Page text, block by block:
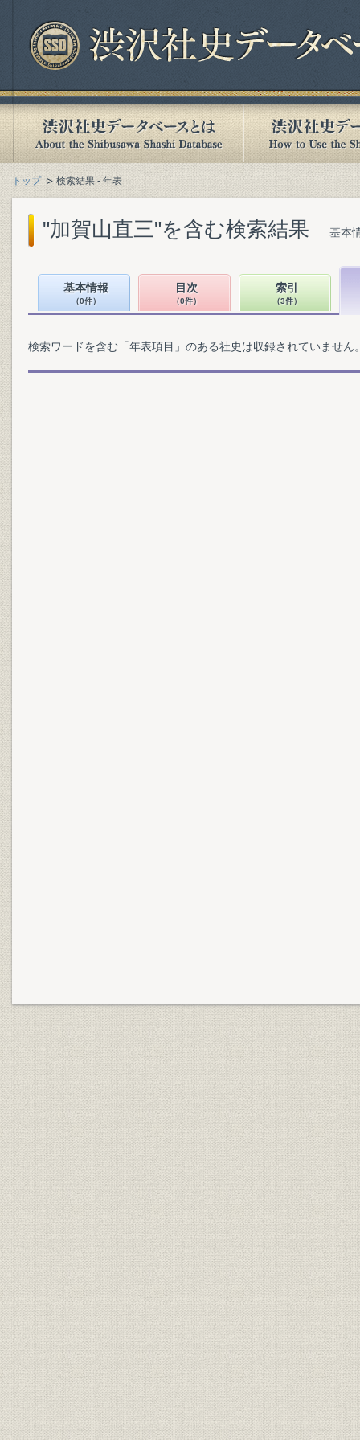
トップ 検索結果 - 年表
"加賀山直三"を含む検索結果 基本
基本情報
（0件）
目次
（0件）
索引
（3件）
検索ワードを含む「年表項目」のある社史は収録されていません